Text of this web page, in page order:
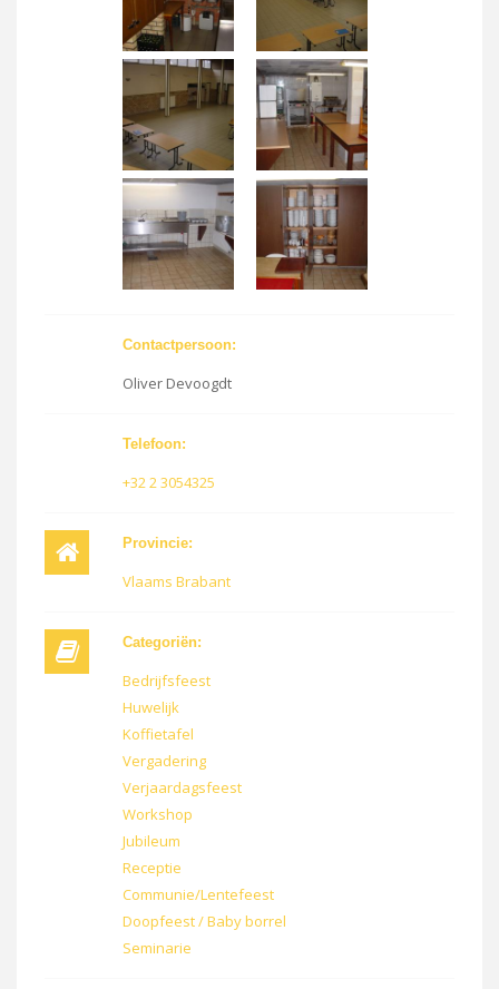
Contactpersoon:
Oliver Devoogdt
Telefoon:
+32 2 3054325
Provincie:
Vlaams Brabant
Categoriën:
Bedrijfsfeest
Huwelijk
Koffietafel
Vergadering
Verjaardagsfeest
Workshop
Jubileum
Receptie
Communie/Lentefeest
Doopfeest / Baby borrel
Seminarie